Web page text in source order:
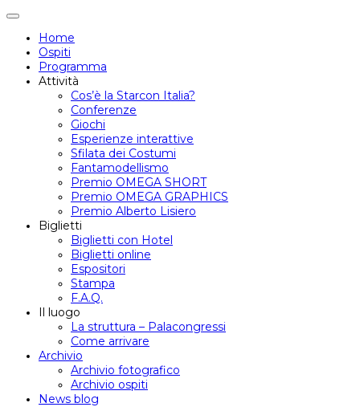
Attiva/disattiva
navigazione
Home
Ospiti
Programma
Attività
Cos’è la Starcon Italia?
Conferenze
Giochi
Esperienze interattive
Sfilata dei Costumi
Fantamodellismo
Premio OMEGA SHORT
Premio OMEGA GRAPHICS
Premio Alberto Lisiero
Biglietti
Biglietti con Hotel
Biglietti online
Espositori
Stampa
F.A.Q.
Il luogo
La struttura – Palacongressi
Come arrivare
Archivio
Archivio fotografico
Archivio ospiti
News blog